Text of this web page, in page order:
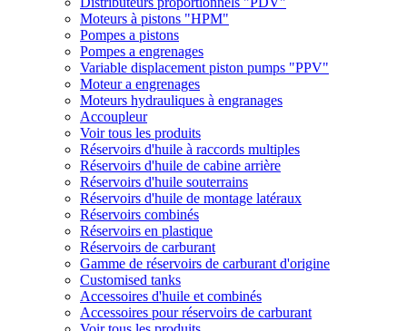
Moteurs à pistons "HPM"
Pompes a pistons
Pompes a engrenages
Variable displacement piston pumps "PPV"
Moteur a engrenages
Moteurs hydrauliques à engranages
Accoupleur
Voir tous les produits
Réservoirs d'huile à raccords multiples
Réservoirs d'huile de cabine arrière
Réservoirs d'huile souterrains
Réservoirs d'huile de montage latéraux
Réservoirs combinés
Réservoirs en plastique
Réservoirs de carburant
Gamme de réservoirs de carburant d'origine
Customised tanks
Accessoires d'huile et combinés
Accessoires pour réservoirs de carburant